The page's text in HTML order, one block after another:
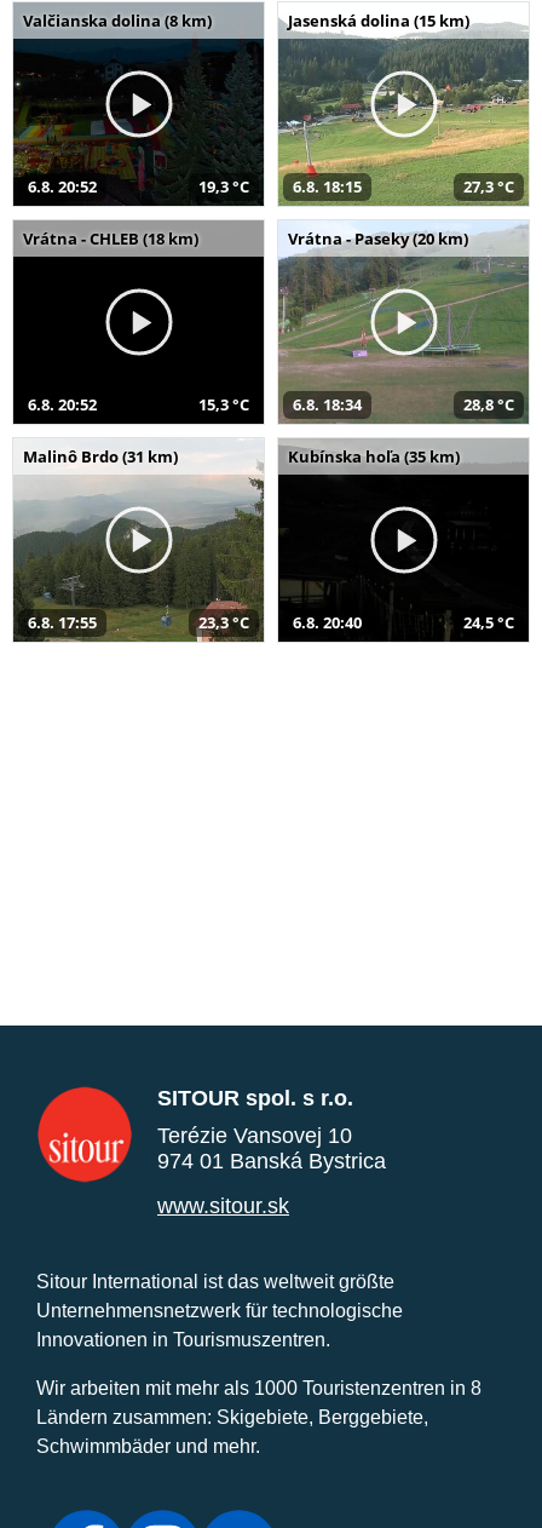
Valčianska dolina (8 km)
6.8. 20:52 19,3 °C
Jasenská dolina (15 km)
6.8. 18:15 27,3 °C
Vrátna - CHLEB (18 km)
6.8. 20:52 15,3 °C
Vrátna - Paseky (20 km)
6.8. 18:34 28,8 °C
Malinô Brdo (31 km)
6.8. 17:55 23,3 °C
Kubínska hoľa (35 km)
6.8. 20:40 24,5 °C
SITOUR spol. s r.o.
Terézie Vansovej 10
974 01 Banská Bystrica
www.sitour.sk
Sitour International ist das weltweit größte
Unternehmensnetzwerk für technologische
Innovationen in Tourismuszentren.
Wir arbeiten mit mehr als 1000 Touristenzentren in 8
Ländern zusammen: Skigebiete, Berggebiete,
Schwimmbäder und mehr.